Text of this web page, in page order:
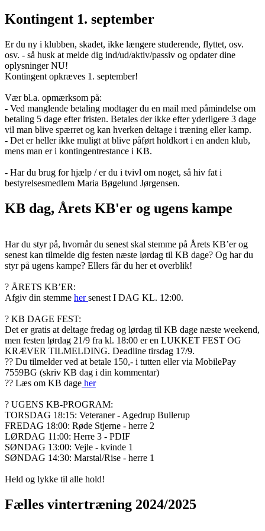
Kontingent 1. september
Er du ny i klubben, skadet, ikke længere studerende, flyttet, osv.
osv. - så husk at melde dig ind/ud/aktiv/passiv og opdater dine
oplysninger NU!
Kontingent opkræves 1. september!
Vær bl.a. opmærksom på:
- Ved manglende betaling modtager du en mail med påmindelse om
betaling 5 dage efter fristen. Betales der ikke efter yderligere 3 dage
vil man blive spærret og kan hverken deltage i træning eller kamp.
- Det er heller ikke muligt at blive påført holdkort i en anden klub,
mens man er i kontingentrestance i KB.
- Har du brug for hjælp / er du i tvivl om noget, så hiv fat i
bestyrelsesmedlem Maria Bøgelund Jørgensen.
KB dag, Årets KB'er og ugens kampe
Har du styr på, hvornår du senest skal stemme på Årets KB’er og
senest kan tilmelde dig festen næste lørdag til KB dage? Og har du
styr på ugens kampe? Ellers får du her et overblik!
? ÅRETS KB’ER:
Afgiv din stemme hersenest I DAG KL. 12:00.
? KB DAGE FEST:
Det er gratis at deltage fredag og lørdag til KB dage næste weekend,
men festen lørdag 21/9 fra kl. 18:00 er en LUKKET FEST OG
KRÆVER TILMELDING. Deadline tirsdag 17/9.
?? Du tilmelder ved at betale 150,- i tutten eller via MobilePay
7559BG (skriv KB dag i din kommentar)
?? Læs om KB dage her
? UGENS KB-PROGRAM:
TORSDAG 18:15: Veteraner - Agedrup Bullerup
FREDAG 18:00: Røde Stjerne - herre 2
LØRDAG 11:00: Herre 3 - PDIF
SØNDAG 13:00: Vejle - kvinde 1
SØNDAG 14:30: Marstal/Rise - herre 1
Held og lykke til alle hold!
Fælles vintertræning 2024/2025